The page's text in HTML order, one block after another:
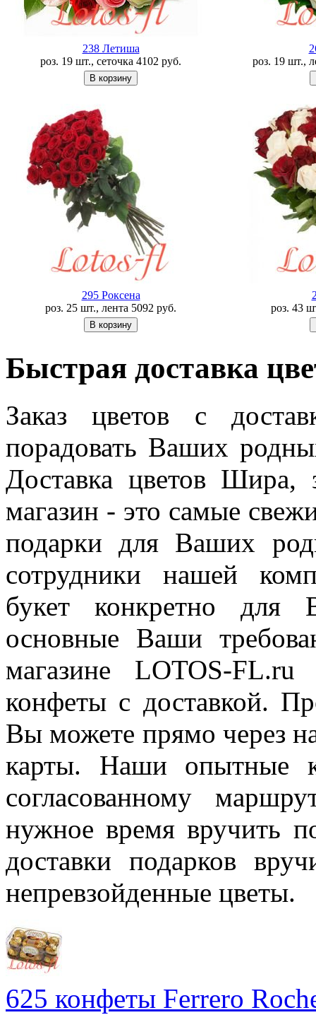
238 Летишa
роз. 19 шт., сеточка 4102 руб.
роз. 19 шт.,
295 Роксена
роз. 25 шт., лента 5092 руб.
роз. 43
Быстрая доставка
Заказ цветов с
порадовать Ваших
Доставка цветов Шира,
магазин - это самые
подарки для Ваших
сотрудники нашей
букет конкретно для
основные Ваши
магазине LOTOS-
конфеты с доставкой.
Вы можете прямо через
карты. Наши опытные
согласованному
нужное время вручить
доставки подарков
непревзойденные цветы.
625 конфеты Ferrero